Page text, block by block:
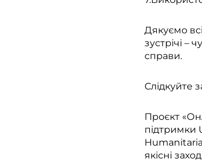
Дякуємо
зустрічі –
справи.
Слідкуйте
Проєкт
підтримки
якісні